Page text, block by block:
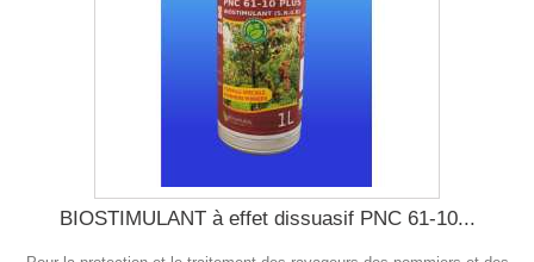
BIOSTIMULANT à effet dissuasif PNC 61-10...